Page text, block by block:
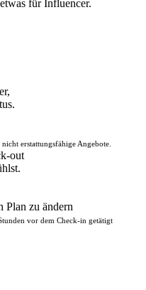
für Influencer.
erstattungsfähige Angebote.
out
Plan zu ändern
vor dem Check-in getätigt